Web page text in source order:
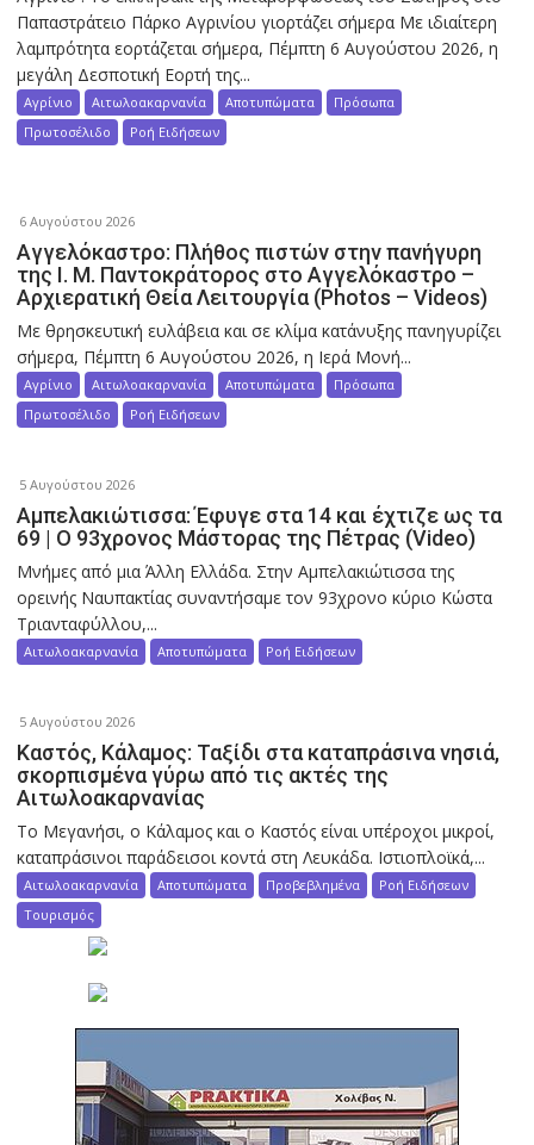
Παπαστράτειο Πάρκο Αγρινίου γιορτάζει σήμερα Με ιδιαίτερη
λαμπρότητα εορτάζεται σήμερα, Πέμπτη 6 Αυγούστου 2026, η
μεγάλη Δεσποτική Εορτή της...
Αγρίνιο Αιτωλοακαρνανία Αποτυπώματα
Πρόσωπα
Πρωτοσέλιδο
Ροή Ειδήσεων
6 Αυγούστου 2026
Αγγελόκαστρο: Πλήθος πιστών στην πανήγυρη
της Ι. Μ. Παντοκράτορος στο Αγγελόκαστρο –
Αρχιερατική Θεία Λειτουργία (Photos – Videos)
Με θρησκευτική ευλάβεια και σε κλίμα κατάνυξης πανηγυρίζει
σήμερα, Πέμπτη 6 Αυγούστου 2026, η Ιερά Μονή...
Αγρίνιο Αιτωλοακαρνανία Αποτυπώματα
Πρόσωπα
Πρωτοσέλιδο
Ροή Ειδήσεων
5 Αυγούστου 2026
Αμπελακιώτισσα: Έφυγε στα 14 και έχτιζε ως τα
69 | Ο 93χρονος Μάστορας της Πέτρας (Video)
Μνήμες από μια Άλλη Ελλάδα. Στην Αμπελακιώτισσα της
ορεινής Ναυπακτίας συναντήσαμε τον 93χρονο κύριο Κώστα
Τριανταφύλλου,...
Αιτωλοακαρνανία Αποτυπώματα Ροή Ειδήσεων
5 Αυγούστου 2026
Καστός, Κάλαμος: Ταξίδι στα καταπράσινα νησιά,
σκορπισμένα γύρω από τις ακτές της
Αιτωλοακαρνανίας
Το Μεγανήσι, ο Κάλαμος και ο Καστός είναι υπέροχοι μικροί,
καταπράσινοι παράδεισοι κοντά στη Λευκάδα. Ιστιοπλοϊκά,...
Αιτωλοακαρνανία Αποτυπώματα Προβεβλημένα
Ροή Ειδήσεων
Τουρισμός